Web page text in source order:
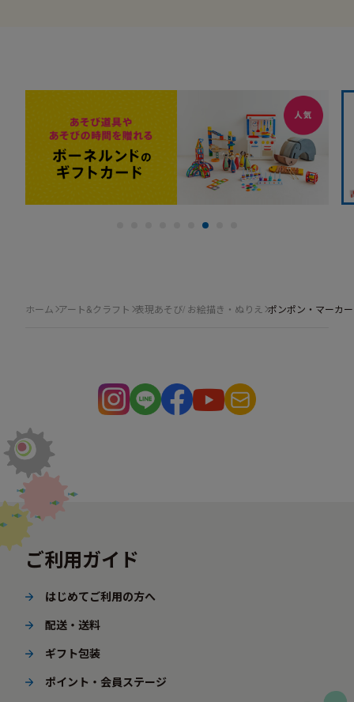
ホーム アート&クラフト 表現あそび/ お絵描き・ぬりえ ポンポン・マーカ
ご利用ガイド
はじめてご利用の方へ
配送・送料
ギフト包装
ポイント・会員ステージ